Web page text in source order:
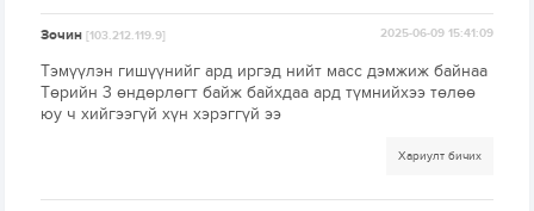
Зочин[103.212.119.9] 2025-06-09 15:41:09
Тэмүүлэн гишүүнийг ард иргэд нийт масс дэмжиж байнаа
Төрийн 3 өндөрлөгт байж байхдаа ард түмнийхээ төлөө
юу ч хийгээгүй хүн хэрэггүй ээ
Хариулт бичих